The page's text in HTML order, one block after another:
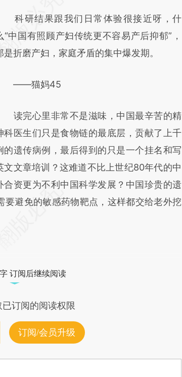
科研结果跟我们日常体验很接近呀，什
“中国有照顾产妇传统更不容易产后抑郁”，
是折磨产妇，家庭矛盾的集中爆发期。
——猫妈45
读完心里非常不是滋味，中国最辛苦的精
科医生们只是食物链的最底层，贡献了上千
的遗传病例，最后得到的只是一个挂名和写
文文章培训？这难道不比上世纪80年代的中
合资更为不利中国科学发展？中国珍贵的遗
避免的敏感药物靶点，这样都交给老外挖
订阅后继续阅读
订阅的阅读权限
订阅/会员升级